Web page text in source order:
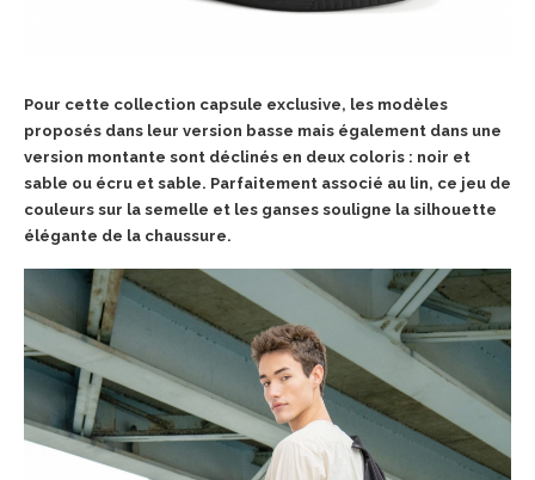
Pour cette collection capsule exclusive, les modèles
proposés dans leur version basse mais également dans une
version montante sont déclinés en deux coloris : noir et
sable ou écru et sable. Parfaitement associé au lin, ce jeu de
couleurs sur la semelle et les ganses souligne la silhouette
élégante de la chaussure.